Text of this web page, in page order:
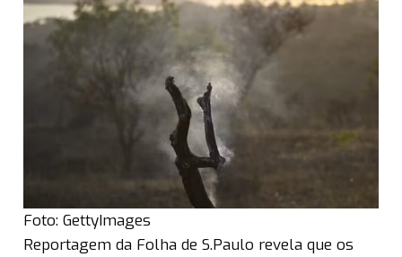
Foto: GettyImages
Reportagem da Folha de S.Paulo revela que os